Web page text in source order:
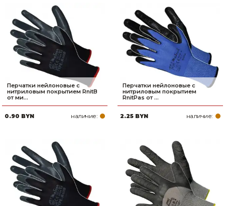
Перчатки нейлоновые с
нитриловым покрытием RnitB
от ми...
0.90 BYN наличие:
Перчатки нейлоновые с
нитриловым покрытием
RnitPas от ...
2.25 BYN наличие: